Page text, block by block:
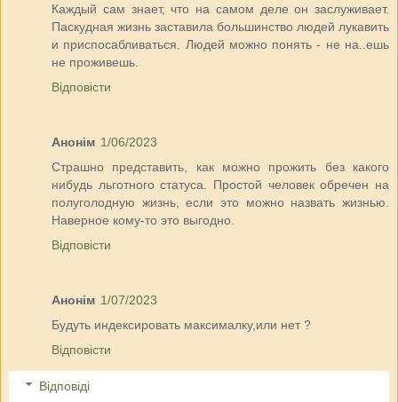
Каждый сам знает, что на самом деле он заслуживает.
Паскудная жизнь заставила большинство людей лукавить
и приспосабливаться. Людей можно понять - не на..ешь
не проживешь.
Відповісти
Анонім 1/06/2023
Страшно представить, как можно прожить без какого
нибудь льготного статуса. Простой человек обречен на
полуголодную жизнь, если это можно назвать жизнью.
Наверное кому-то это выгодно.
Відповісти
Анонім 1/07/2023
Будуть индексировать максималку,или нет ?
Відповісти
Відповіді